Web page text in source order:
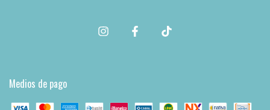
Medios de pago